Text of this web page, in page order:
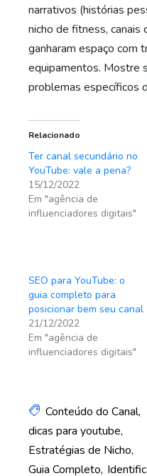
narrativos (histórias
nicho de fitness, canais
ganharam espaço com
equipamentos. Mostre
problemas específicos
Relacionado
Ter canal secundário no
YouTube: vale a pena?
15/12/2022
Em "agência de
influenciadores digitais"
SEO para YouTube: o
guia completo para
posicionar bem seu canal
21/12/2022
Em "agência de
influenciadores digitais"
Conteúdo do Canal
dicas para youtube
Estratégias de Nicho
Guia Completo